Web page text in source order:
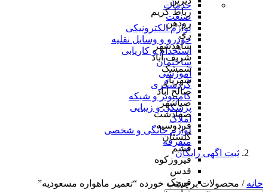
رباط کریم
رودهن
ری
شاهدشهر
شریف آباد
شمشک
شهریار
صالح آباد
صباشهر
صفادشت
فردوسیه
گلستان
فشم
فیروزکوه
قدس
قرچک
خدمات
صنعت
لوازم الکترونیکی
خودرو و وسایل نقلیه
استخدام و کاریابی
ساختمان
آموزشی
گردشگری
کامپیوتر و شبکه
پزشکی و زیبایی
املاک
لوازم خانگی و شخصی
متفرقه
ثبت اگهی رایگان
خانه / محصولات برچسب خورده “تعمیر ماهواره مسعودیه”